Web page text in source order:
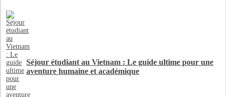
Séjour étudiant au Vietnam : Le guide ultime pour une
aventure humaine et académique